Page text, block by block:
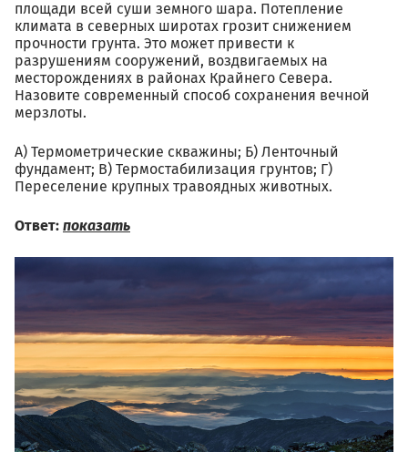
площади всей суши земного шара. Потепление
климата в северных широтах грозит снижением
прочности грунта. Это может привести к
разрушениям сооружений, воздвигаемых на
месторождениях в районах Крайнего Севера.
Назовите современный способ сохранения вечной
мерзлоты.
А) Термометрические скважины; Б) Ленточный
фундамент; В) Термостабилизация грунтов; Г)
Переселение крупных травоядных животных.
Ответ: показать
alin-474713.jpg